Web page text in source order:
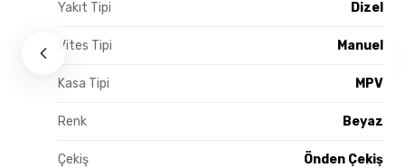
Yakıt Tipi Dizel
Vites Tipi Manuel
Kasa Tipi MPV
Renk Beyaz
Çekiş Önden Çekiş